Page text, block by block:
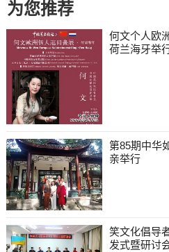
为您推荐
何文个人欧
荷兰海牙举
第85期中华
亲举行
笑文化倡导
发式暨研讨